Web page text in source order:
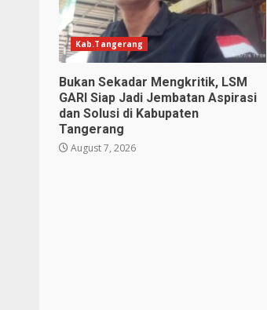
Kab.Tangerang
Bukan Sekadar Mengkritik, LSM
GARI Siap Jadi Jembatan Aspirasi
dan Solusi di Kabupaten
Tangerang
August 7, 2026